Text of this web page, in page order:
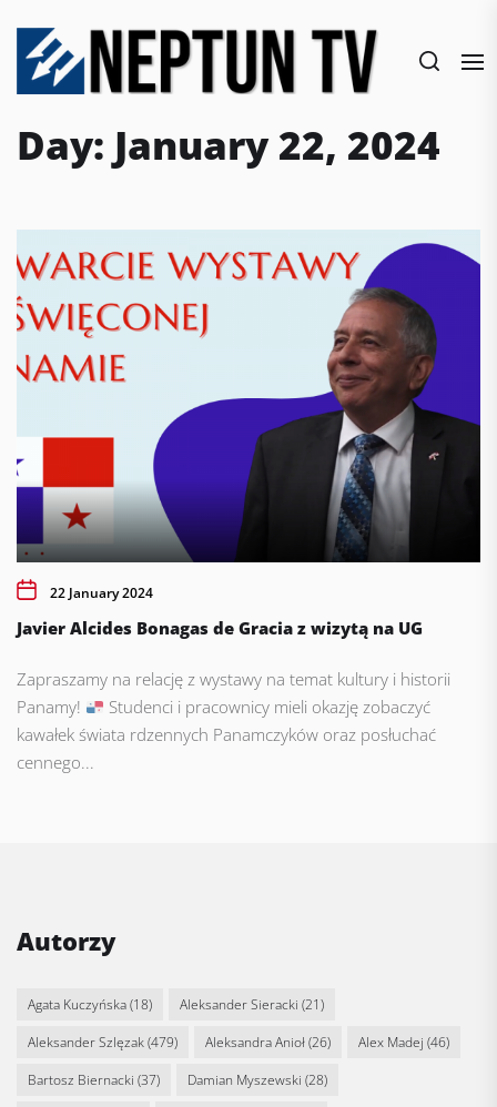
content
Day: January 22, 2024
22 January 2024
Javier Alcides Bonagas de Gracia z wizytą na UG
Zapraszamy na relację z wystawy na temat kultury i historii
Panamy!
Studenci i pracownicy mieli okazję zobaczyć
kawałek świata rdzennych Panamczyków oraz posłuchać
cennego...
Autorzy
Agata Kuczyńska(18) Aleksander Sieracki (21)
Aleksander Szlęzak(479) Aleksandra Anioł(26) Alex Madej (46)
Bartosz Biernacki (37) Damian Myszewski (28)